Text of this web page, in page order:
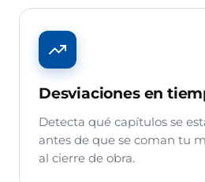
Desviaciones en
Detecta qué capítulos se
antes de que se coman tu
al cierre de obra.